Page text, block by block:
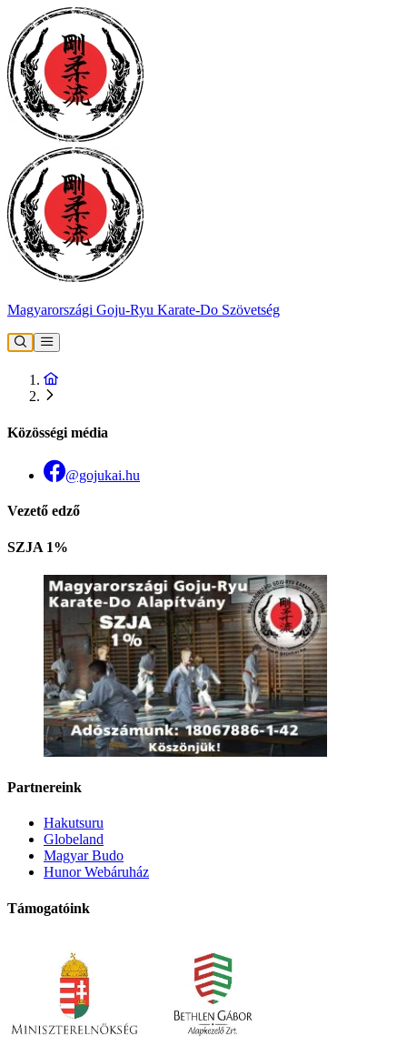
Magyarországi Goju-Ryu Karate-Do Szövetség
Közösségi média
@gojukai.hu
Vezető edző
SZJA 1%
Partnereink
Hakutsuru
Globeland
Magyar Budo
Hunor Webáruház
Támogatóink